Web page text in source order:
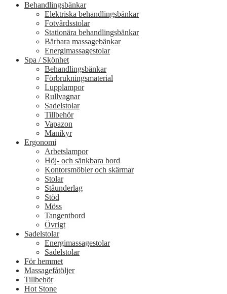
varianter.
De
olika
alternativen
kan
väljas
på
produktsidan
Behandlingsbänkar
Elektriska behandlingsbänkar
Fotvårdsstolar
Stationära behandlingsbänkar
Bärbara massagebänkar
Energimassagestolar
Spa / Skönhet
Behandlingsbänkar
Förbrukningsmaterial
Lupplampor
Rullvagnar
Sadelstolar
Tillbehör
Vapazon
Manikyr
Ergonomi
Arbetslampor
Höj- och sänkbara bord
Kontorsmöbler och skärmar
Stolar
Ståunderlag
Stöd
Möss
Tangentbord
Övrigt
Sadelstolar
Energimassagestolar
Sadelstolar
För hemmet
Massagefåtöljer
Tillbehör
Hot Stone